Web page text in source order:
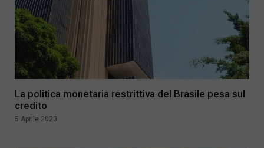
La politica monetaria restrittiva del Brasile pesa sul
credito
5 Aprile 2023